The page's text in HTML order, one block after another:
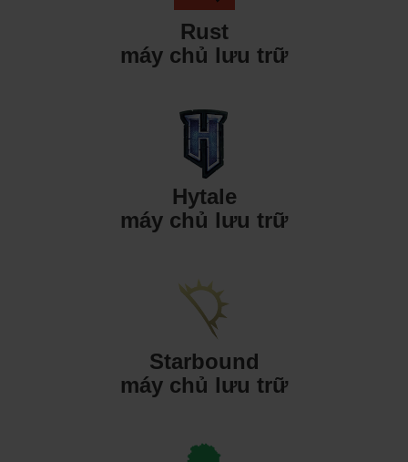
Rust
máy chủ lưu trữ
Hytale
máy chủ lưu trữ
Starbound
máy chủ lưu trữ